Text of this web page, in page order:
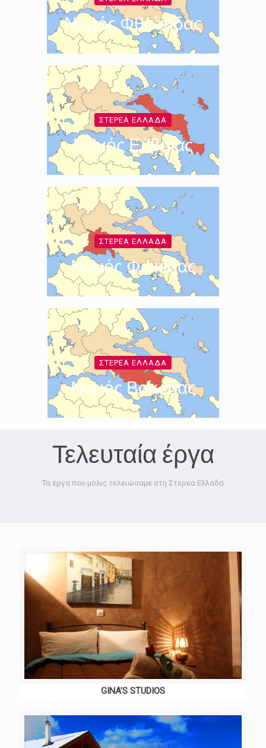
Νομός Φθιώτιδας
ΣΤΕΡΕΆ ΕΛΛΆΔΑ
Νομός Εύβοιας
ΣΤΕΡΕΆ ΕΛΛΆΔΑ
Νομός Φωκίδας
ΣΤΕΡΕΆ ΕΛΛΆΔΑ
Νομός Βοιωτίας
Τελευταία έργα
Τα έργα που μόλις τελειώσαμε στη Στερεά Ελλάδα
GINA’S STUDIOS